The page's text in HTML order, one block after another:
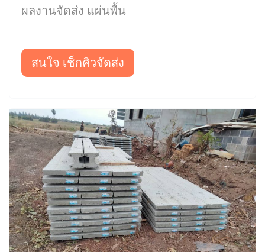
ผลงานจัดส่ง แผ่นพื้น
สนใจ เช็กคิวจัดส่ง